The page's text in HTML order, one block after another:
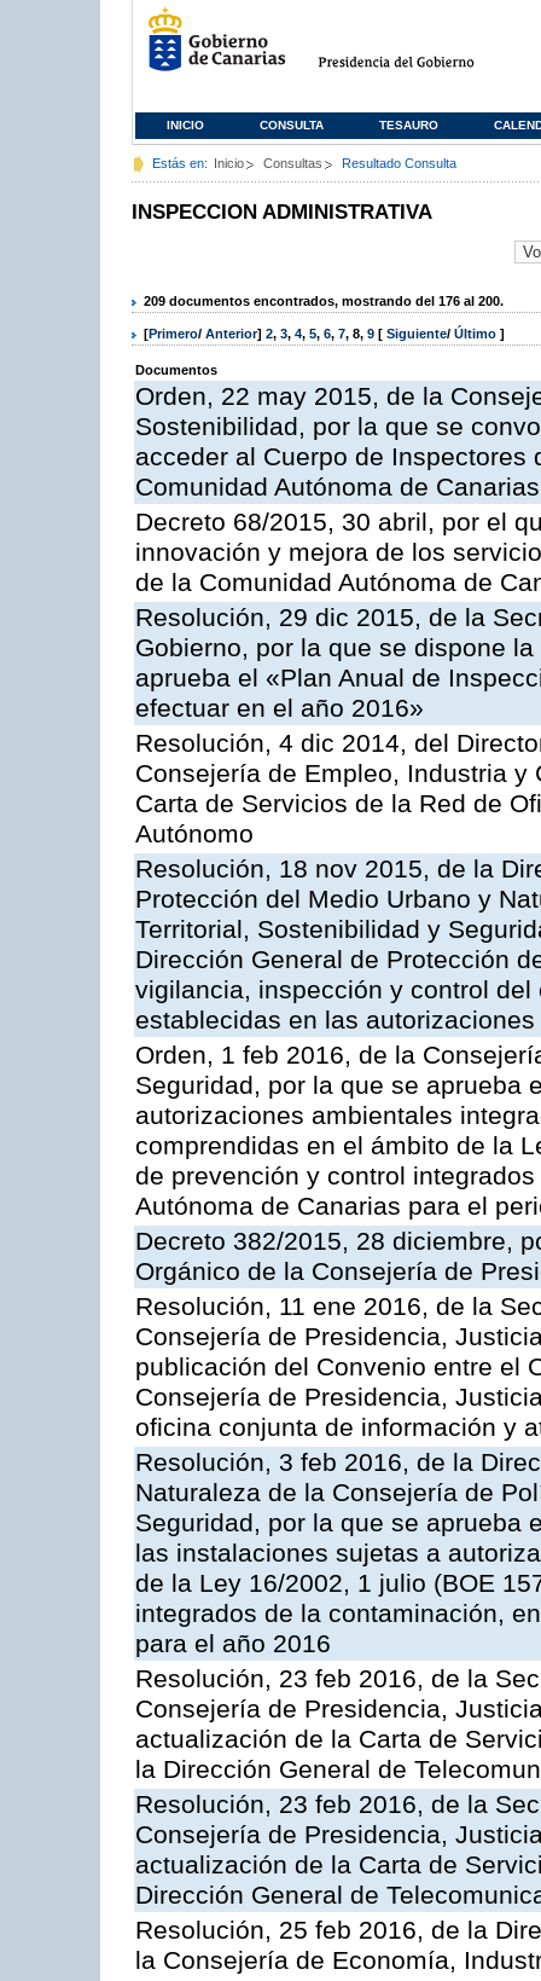
INICIO CONSULTA TESAURO
Estás en: Inicio Consultas Resultado Consulta
INSPECCION ADMINISTRATIVA
209 documentos encontrados, mostrando del 176 al 200.
[Primero/ Anterior] 2, 3, 4, 5, 6, 7, 8, 9 [ Siguiente/ Último ]
Documentos
Orden, 22 may 2015, de la
Sostenibilidad, por la que se
acceder al Cuerpo de
Comunidad Autónoma de Canarias
Decreto 68/2015, 30 abril, por el
innovación y mejora de los
de la Comunidad Autónoma de
Resolución, 29 dic 2015, de la
Gobierno, por la que se dispone
aprueba el «Plan Anual de
efectuar en el año 2016»
Resolución, 4 dic 2014, del
Consejería de Empleo, Industria
Carta de Servicios de la Red de
Autónomo
Resolución, 18 nov 2015, de la
Protección del Medio Urbano y
Territorial, Sostenibilidad y
Dirección General de Protección
vigilancia, inspección y control
establecidas en las
Orden, 1 feb 2016, de la
Seguridad, por la que se aprueba
autorizaciones ambientales
comprendidas en el ámbito de la
de prevención y control
Autónoma de Canarias para el
Decreto 382/2015, 28 diciembre,
Orgánico de la Consejería de
Resolución, 11 ene 2016, de la
Consejería de Presidencia,
publicación del Convenio entre el
Consejería de Presidencia,
oficina conjunta de información y
Resolución, 3 feb 2016, de la
Naturaleza de la Consejería de
Seguridad, por la que se aprueba
las instalaciones sujetas a
de la Ley 16/2002, 1 julio (BOE
integrados de la contaminación,
para el año 2016
Resolución, 23 feb 2016, de la
Consejería de Presidencia,
actualización de la Carta de
la Dirección General de
Resolución, 23 feb 2016, de la
Consejería de Presidencia,
actualización de la Carta de
Dirección General de
Resolución, 25 feb 2016, de la
la Consejería de Economía,